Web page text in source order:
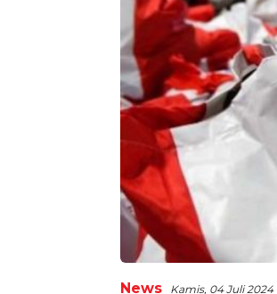
News Kamis, 04 Juli 2024 |